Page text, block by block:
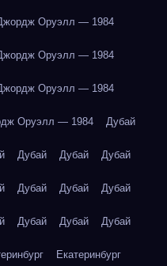
Оруэлл — 1984
Оруэлл — 1984
Оруэлл — 1984
Оруэлл — 1984 Дубай
Дубай Дубай Дубай
Дубай Дубай Дубай
Дубай Дубай Дубай
Екатеринбург